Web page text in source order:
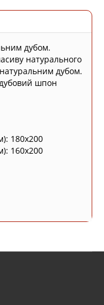
дубом.
натурального
дубом.
шпон
180х200
160х200